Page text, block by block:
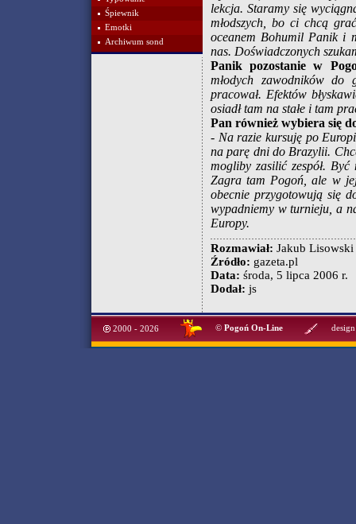
Śpiewnik
Emotki
Archiwum sond
lekcja. Staramy się
młodszych, bo ci chcą
oceanem Bohumil Panik i
nas. Doświadczonych
Panik pozostanie w
młodych zawodników
pracował. Efektów
osiadł tam na stałe i tam
Pan również wybiera się
- Na razie kursuję po
na parę dni do Brazylii.
mogliby zasilić zespół.
Zagra tam Pogoń, ale w
obecnie przygotowują się
wypadniemy w turnieju, a
Europy.
Rozmawiał: Jakub Lisowski
Źródło: gazeta.pl
Data: środa, 5 lipca 2006 r.
Dodał: js
2000 - 2026 © Pogoń On-Line